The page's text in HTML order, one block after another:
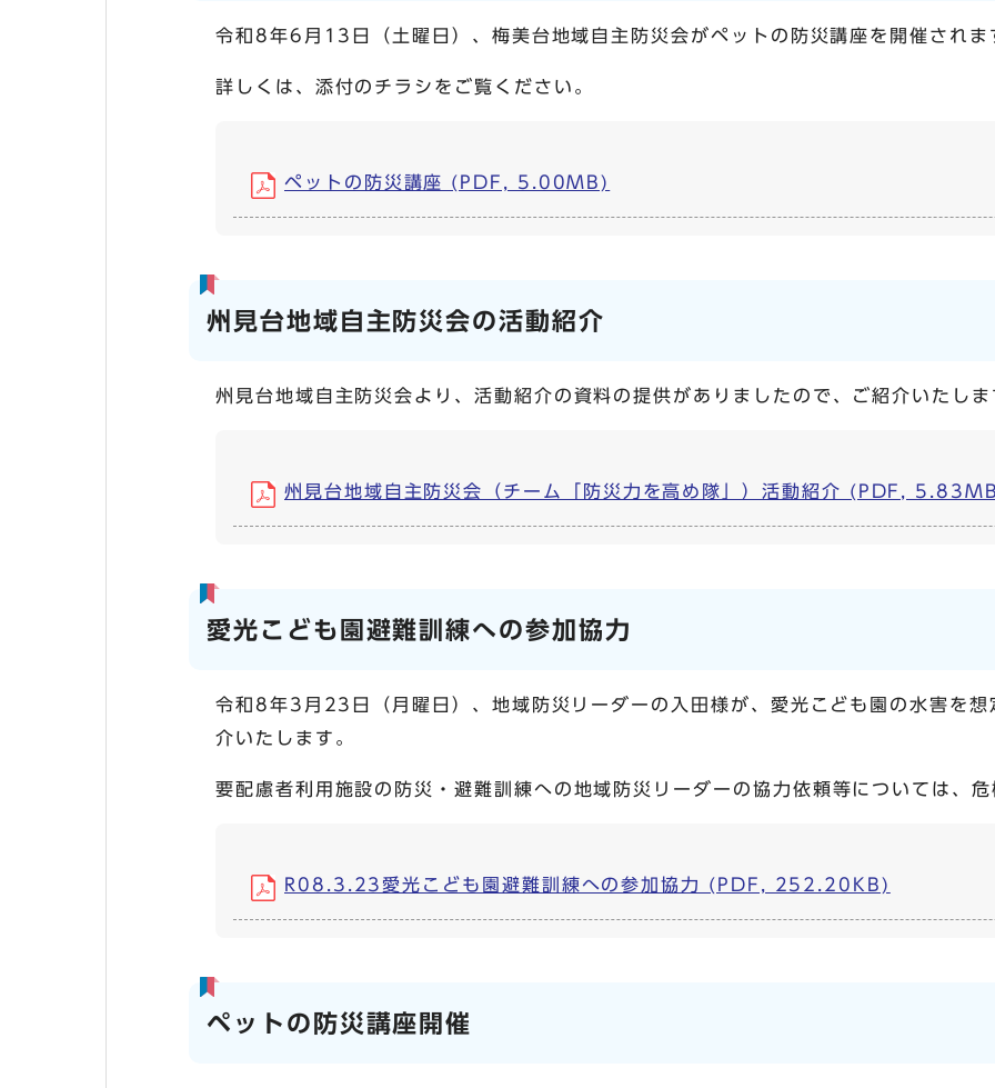
令和8年6月13日（土曜日）、梅美台地域自主防災会がペットの防災講座を開催されま
詳しくは、添付のチラシをご覧ください。
ペットの防災講座 (PDF, 5.00MB)
州見台地域自主防災会の活動紹介
州見台地域自主防災会より、活動紹介の資料の提供がありましたので、ご紹介いたしま
州見台地域自主防災会（チーム「防災力を高め隊」）活動紹介 (PDF,
愛光こども園避難訓練への参加協力
令和8年3月23日（月曜日）、地域防災リーダーの入田様が、愛光こども園の水害を
介いたします。
要配慮者利用施設の防災・避難訓練への地域防災リーダーの協力依頼等については、危
R08.3.23愛光こども園避難訓練への参加協力 (PDF, 252.20KB)
ペットの防災講座開催